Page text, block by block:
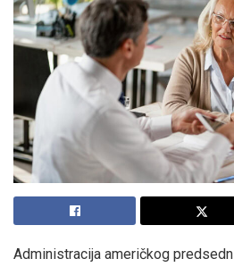
Administracija američkog